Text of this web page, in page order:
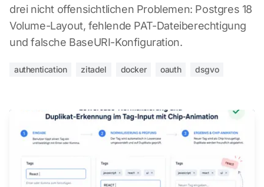
drei nicht offensichtlichen Problemen: Postgres 18
Volume-Layout, fehlende PAT-Dateiberechtigung
und falsche BaseURI-Konfiguration.
authentication zitadel docker oauth dsgvo